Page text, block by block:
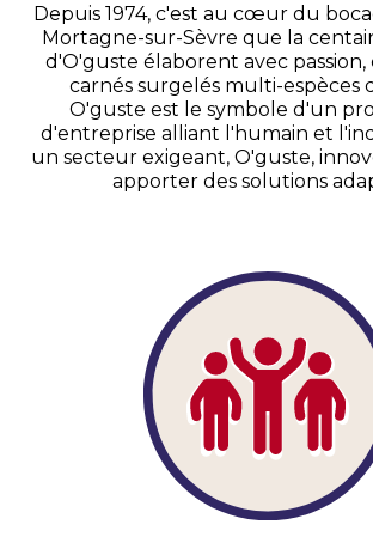
Depuis 1974, c'est au cœur du
Mortagne-sur-Sèvre que la
d'O'guste élaborent avec
carnés surgelés multi-espèces
O'guste est le symbole d'un
d'entreprise alliant l'humain et
un secteur exigeant, O'guste,
apporter des solutions